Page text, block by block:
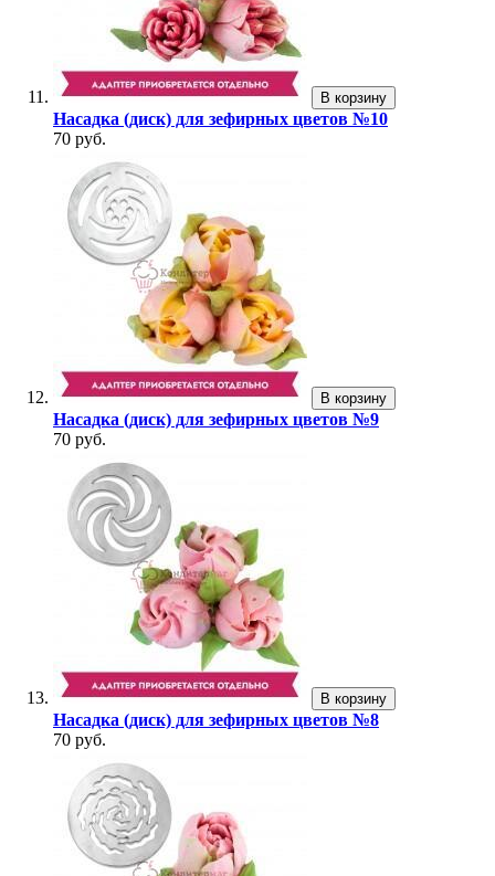
В корзину
Насадка (диск) для зефирных цветов №10
70 руб.
В корзину
Насадка (диск) для зефирных цветов №9
70 руб.
В корзину
Насадка (диск) для зефирных цветов №8
70 руб.